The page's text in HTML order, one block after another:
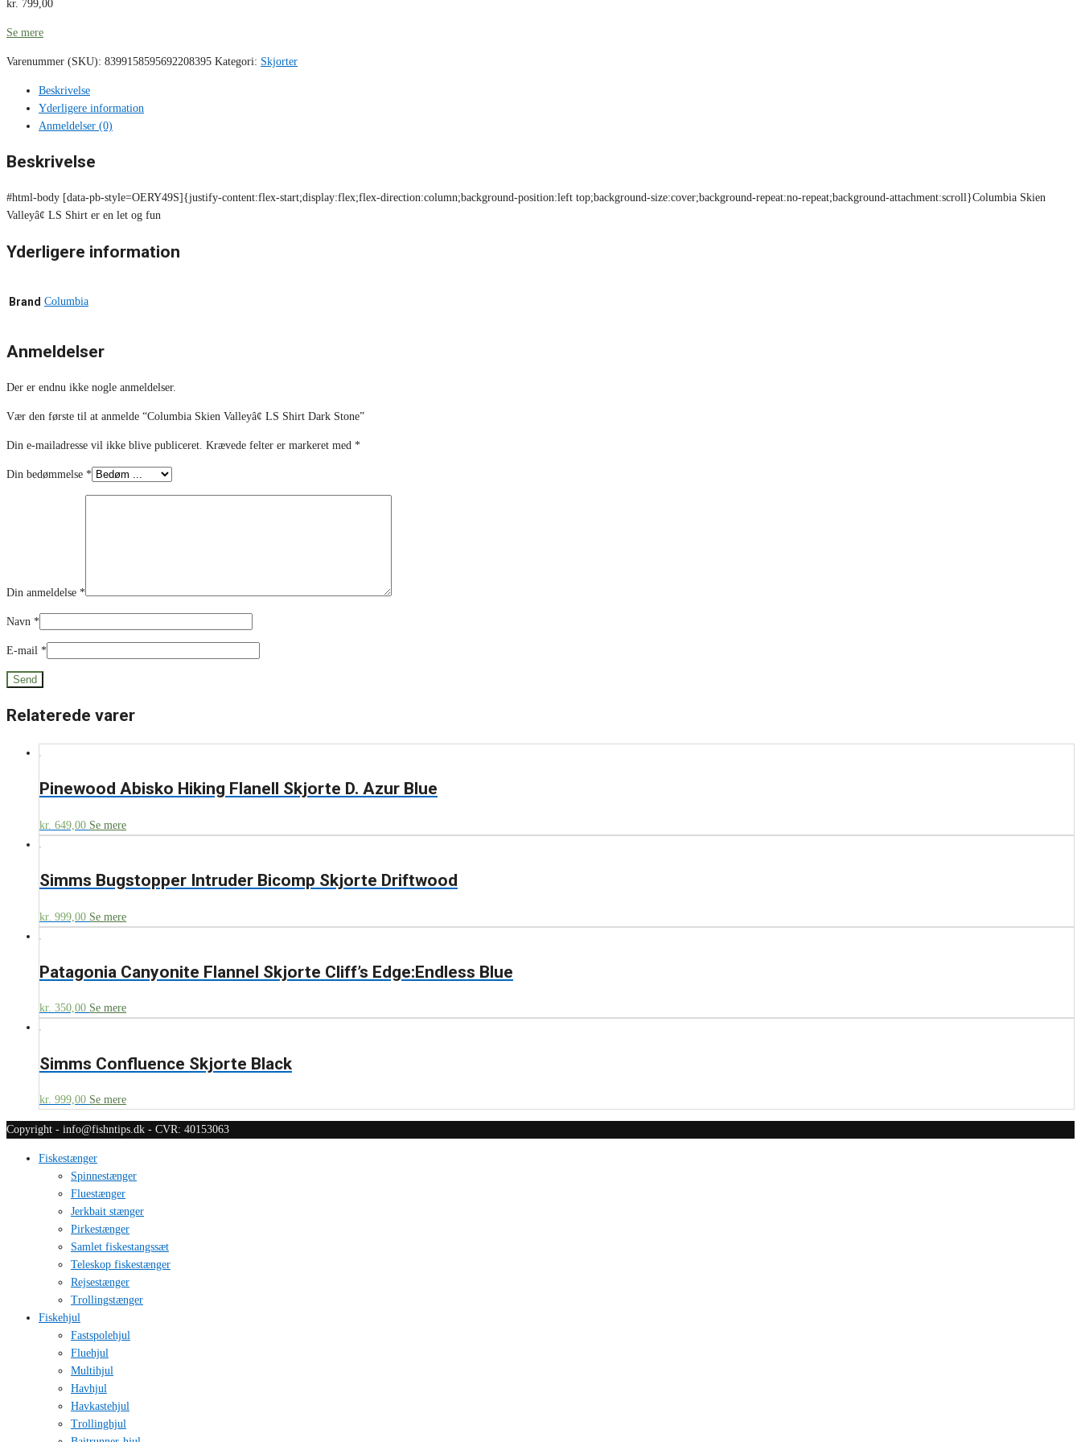
kr. 799,00
Se mere
Varenummer (SKU): 8399158595692208395 Kategori: Skjorter
Beskrivelse
Yderligere information
Anmeldelser (0)
Beskrivelse
#html-body [data-pb-style=OERY49S]{justify-content:flex-start;display:flex;flex-direction:column;background-position:left top;background-size:cover;background-repeat:no-repeat;background-attachment:scroll}Columbia Skien
Valleyâ¢ LS Shirt er en let og fun
Yderligere information
Brand Columbia
Anmeldelser
Der er endnu ikke nogle anmeldelser.
Vær den første til at anmelde “Columbia Skien Valleyâ¢ LS Shirt Dark Stone”
Din e-mailadresse vil ikke blive publiceret. Krævede felter er markeret med *
Din bedømmelse *
Din anmeldelse *
Navn *
E-mail *
Relaterede varer
Pinewood Abisko Hiking Flanell Skjorte D. Azur Blue
kr. 649,00 Se mere
Simms Bugstopper Intruder Bicomp Skjorte Driftwood
kr. 999,00 Se mere
Patagonia Canyonite Flannel Skjorte Cliff’s Edge:Endless Blue
kr. 350,00 Se mere
Simms Confluence Skjorte Black
kr. 999,00 Se mere
Copyright - info@fishntips.dk - CVR: 40153063
Fiskestænger
Spinnestænger
Fluestænger
Jerkbait stænger
Pirkestænger
Samlet fiskestangssæt
Teleskop fiskestænger
Rejsestænger
Trollingstænger
Fiskehjul
Fastspolehjul
Fluehjul
Multihjul
Havhjul
Havkastehjul
Trollinghjul